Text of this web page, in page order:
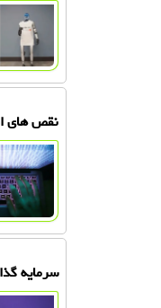
نقص های
سرمایه